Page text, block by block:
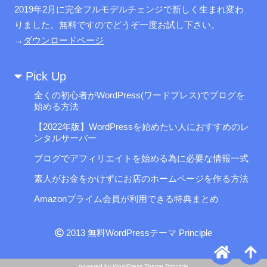
2019年2月に完全フルモデルチェンジで新しく生まれ変わ
りました。無料ですのでどうぞ一度お試し下さい。
→ ダウンロードページ
Pick Up
全くの初心者がWordPress(ワードプレス)でブログを
始める方法
【2022年版】WordPressを始めたい人におすすめのレ
ンタルサーバー
ブログでアフィリエイトを始める為に必要な情報一式
素人がお金をかけずにお店のホームページを作る方法
Amazonプライム会員が利用できる特典まとめ
2013無料WordPressテーマ Principle